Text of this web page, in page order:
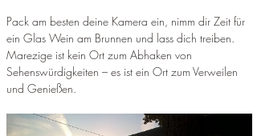
Pack am besten deine Kamera ein, nimm dir Zeit für
ein Glas Wein am Brunnen und lass dich treiben.
Marezige ist kein Ort zum Abhaken von
Sehenswürdigkeiten – es ist ein Ort zum Verweilen
und Genießen.